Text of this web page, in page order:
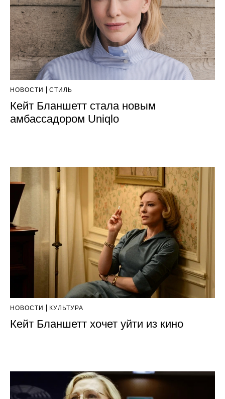
НОВОСТИ СТИЛЬ
Кейт Бланшетт стала новым
амбассадором Uniqlo
НОВОСТИ КУЛЬТУРА
Кейт Бланшетт хочет уйти из кино